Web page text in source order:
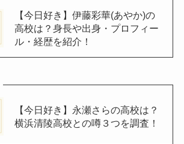
【今日好き】伊藤彩華(あやか)の
高校は？身長や出身・プロフィー
ル・経歴を紹介！
【今日好き】永瀬さらの高校は？
横浜清陵高校との噂３つを調査！